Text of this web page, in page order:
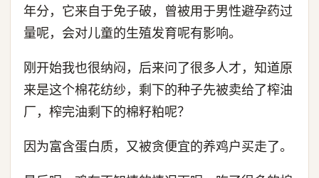
年分，它来自于免子破，曾被用于男性避孕药过
量呢，会对儿童的生殖发育呢有影响。
刚开始我也很纳闷，后来问了很多人才，知道原
来是这个棉花纺纱，剩下的种子先被卖给了榨油
厂，榨完油剩下的棉籽粕呢？
因为富含蛋白质，又被贪便宜的养鸡户买走了。